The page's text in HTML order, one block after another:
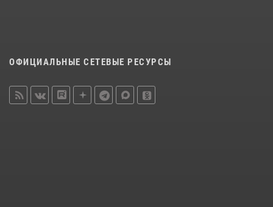
ОФИЦИАЛЬНЫЕ СЕТЕВЫЕ РЕСУРСЫ